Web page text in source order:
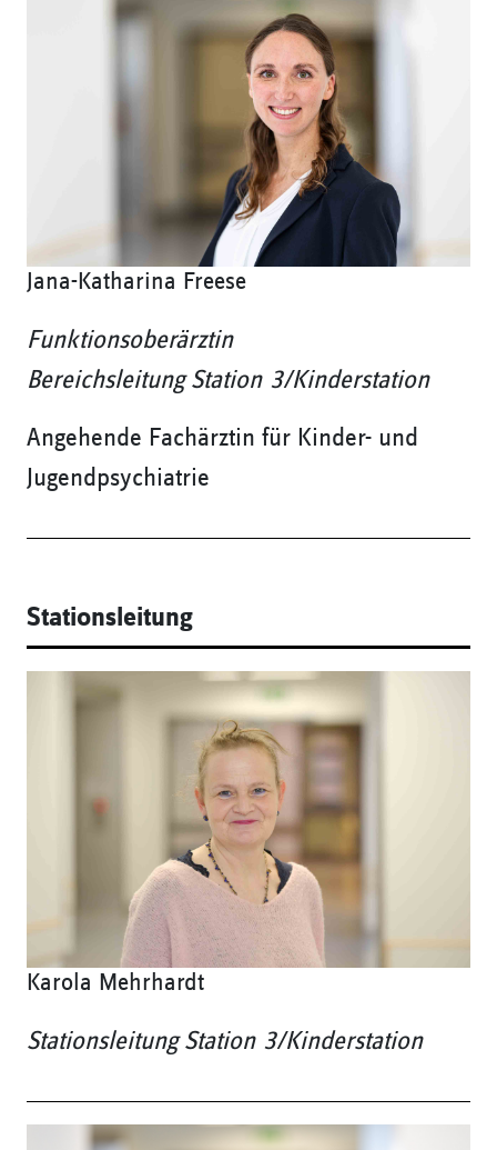
Jana-Katharina Freese
Funktionsoberärztin
Bereichsleitung Station 3/Kinderstation
Angehende Fachärztin für Kinder- und
Jugendpsychiatrie
Stationsleitung
Karola Mehrhardt
Stationsleitung Station 3/Kinderstation